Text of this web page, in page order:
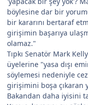
böylesine dar bir
bir kararını bertaraf
girişimin başarıya
olamaz."
Tıpkı Senatör Mark
üyelerine "yasa dışı
söylemesi nedeniyle
girişimini boşa çıkaran
Bakandan daha iyisini